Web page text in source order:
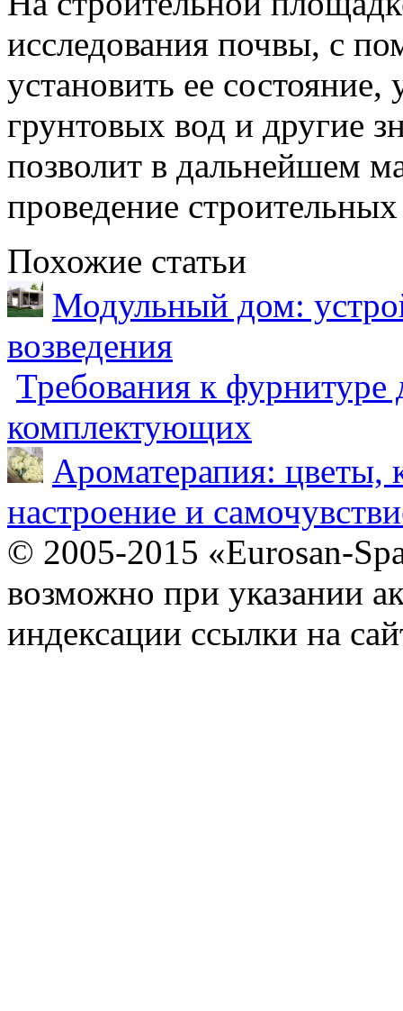
исследования почвы, с
установить ее
грунтовых вод и другие
позволит в дальнейшем
проведение строительных
Похожие статьи
Модульный дом:
возведения
Требования к фурнитуре
комплектующих
Ароматерапия: цветы,
настроение и
© 2005-2015 «Eurosan-
возможно при указании
индексации ссылки на